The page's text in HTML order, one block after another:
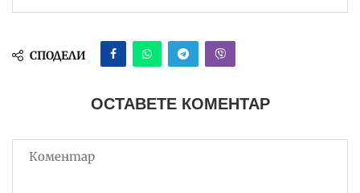
СПОДЕЛИ
ОСТАВЕТЕ КОМЕНТАР